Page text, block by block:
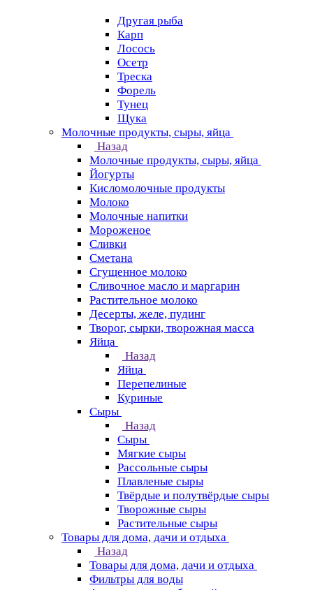
Другая рыба
Карп
Лосось
Осетр
Треска
Форель
Тунец
Щука
Молочные продукты, сыры, яйца
Назад
Молочные продукты, сыры, яйца
Йогурты
Кисломолочные продукты
Молоко
Молочные напитки
Мороженое
Сливки
Сметана
Сгущенное молоко
Сливочное масло и маргарин
Растительное молоко
Десерты, желе, пудинг
Творог, сырки, творожная масса
Яйца
Назад
Яйца
Перепелиные
Куриные
Сыры
Назад
Сыры
Мягкие сыры
Рассольные сыры
Плавленые сыры
Твёрдые и полутвёрдые сыры
Творожные сыры
Растительные сыры
Товары для дома, дачи и отдыха
Назад
Товары для дома, дачи и отдыха
Фильтры для воды